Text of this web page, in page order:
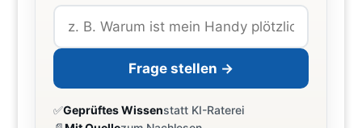
Frage stellen →
✅Geprüftes Wissenstatt KI-Raterei